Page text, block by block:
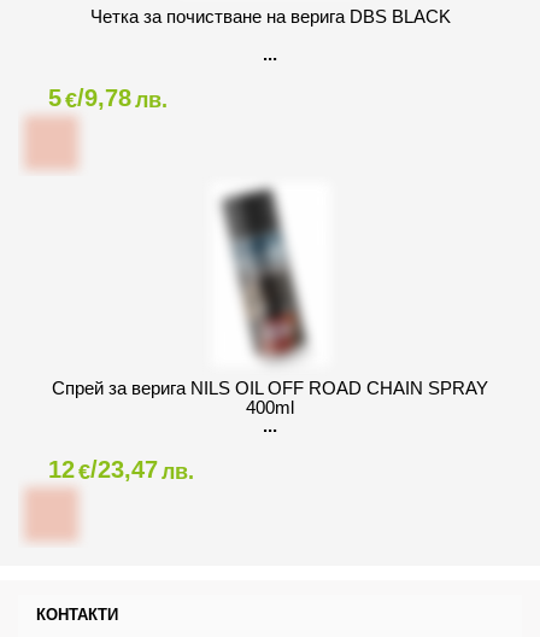
Четка за почистване на верига DBS BLACK
5€/9,78лв.
Спрей за верига NILS OIL OFF ROAD CHAIN SPRAY
400ml
12€/23,47лв.
КОНТАКТИ